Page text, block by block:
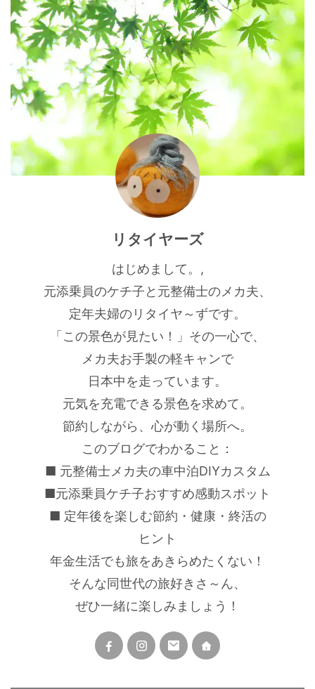
いるのかもしれません。 静かな
環境を重視する方には少し気にな
るか ...
リタイヤーズ
はじめまして。,
元添乗員のケチ子と元整備士のメカ夫、
定年夫婦のリタイヤ～ずです。
「この景色が見たい！」その一心で、
メカ夫お手製の軽キャンで
日本中を走っています。
元気を充電できる景色を求めて。
節約しながら、心が動く場所へ。
このブログでわかること：
■ 元整備士メカ夫の車中泊DIYカスタム
■元添乗員ケチ子おすすめ感動スポット
■ 定年後を楽しむ節約・健康・終活の
ヒント
年金生活でも旅をあきらめたくない！
そんな同世代の旅好きさ～ん、
ぜひ一緒に楽しみましょう！